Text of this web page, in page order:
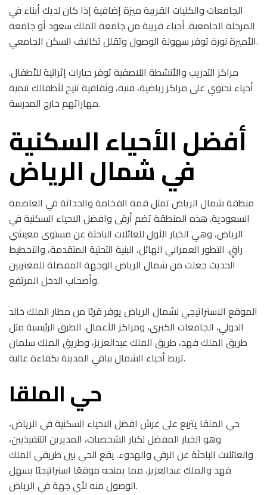
الجامعات والكليات القريبة ميزة إضافية إذا كان لديك أبناء في
المرحلة الجامعية. أحياء قريبة من جامعة الملك سعود أو جامعة
الأميرة نورة توفر سهولة الوصول وتقلل تكاليف السكن الجامعي.
مراكز التدريب والأنشطة اللاصفية توفر خيارات إثرائية للأطفال.
أحياء تحتوي على مراكز رياضية، فنية، وثقافية تتيح لأطفالك تنمية
مهاراتهم خارج المدرسة.
أفضل الأحياء السكنية
في شمال الرياض
منطقة شمال الرياض تمثل قمة الفخامة والحداثة في العاصمة
السعودية. هذه المنطقة تضم أرقى وافضل الاحياء السكنية في
الرياض، وهي الخيار الأول للعائلات الباحثة عن مستوى معيشي
راقٍ. التطور العمراني الهائل، البنية التحتية المتقدمة، والتخطيط
الحديث جعلت من شمال الرياض الوجهة المفضلة للمغتربين
وأصحاب الدخل المرتفع.
الموقع الاستراتيجي لشمال الرياض يوفر قربًا من مطار الملك خالد
الدولي، الجامعات الكبرى، ومراكز الأعمال. الطرق الرئيسية مثل
طريق الملك فهد، طريق الملك عبدالعزيز، وطريق الملك سلمان
تربط أحياء الشمال بباقي المدينة بكفاءة عالية.
حي الملقا
حي الملقا يتربع على عرش افضل الاحياء السكنية في الرياض،
وهو الخيار المفضل لكبار الشخصيات، المديرين التنفيذيين،
والعائلات الباحثة عن الرقي والهدوء. يقع الحي بين طريقي الملك
فهد والملك عبدالعزيز، مما يمنحه موقعًا استراتيجيًا يسهل
الوصول منه لأي جهة في الرياض.